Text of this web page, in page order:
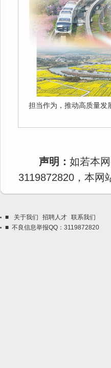
担当作为，推动高质量发
声明： 如若本
3119872820，本网
■ 关于我们 招聘人才 联系我们
■ 不良信息举报QQ：3119872820